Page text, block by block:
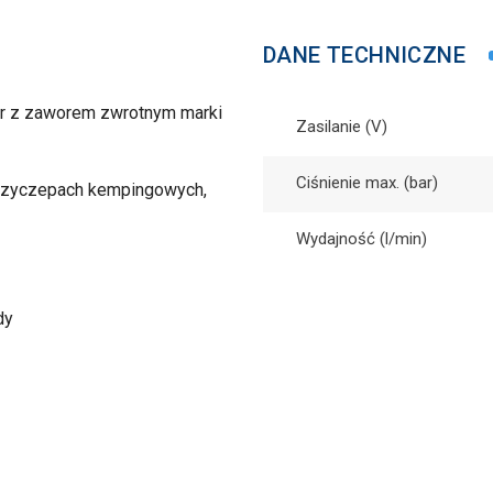
z zaworem zwrotnym marki
kempingowych,
DANE TECHNICZNE
Zasilanie (V)
Ciśnienie max. (bar)
Wydajność (l/min)